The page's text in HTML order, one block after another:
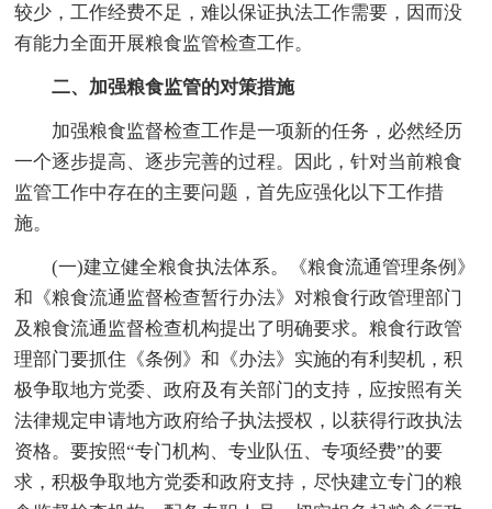
较少，工作经费不足，难以保证执法工作需要，因而没
有能力全面开展粮食监管检查工作。
二、加强粮食监管的对策措施
加强粮食监督检查工作是一项新的任务，必然经历
一个逐步提高、逐步完善的过程。因此，针对当前粮食
监管工作中存在的主要问题，首先应强化以下工作措
施。
(一)建立健全粮食执法体系。《粮食流通管理条例》
和《粮食流通监督检查暂行办法》对粮食行政管理部门
及粮食流通监督检查机构提出了明确要求。粮食行政管
理部门要抓住《条例》和《办法》实施的有利契机，积
极争取地方党委、政府及有关部门的支持，应按照有关
法律规定申请地方政府给子执法授权，以获得行政执法
资格。要按照“专门机构、专业队伍、专项经费”的要
求，积极争取地方党委和政府支持，尽快建立专门的粮